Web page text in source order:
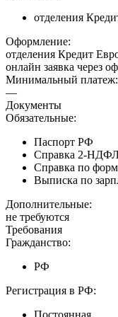
отделения
Оформление:
отделения Кредит
онлайн заявка через
Минимальный платеж:
—
Документы
Обязательные:
Паспорт РФ
Справка 2-
Справка по
Выписка по
Дополнительные:
не требуются
Требования
Гражданство:
РФ
Регистрация в РФ:
Постоянная